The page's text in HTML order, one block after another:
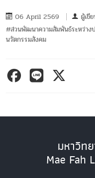
06 April 2569 ผู้เขี
#ส่วนพัฒนาความสัมพันธ์ระหว่าง
นวัตกรรมสังคม
มหาวิท
Mae Fah